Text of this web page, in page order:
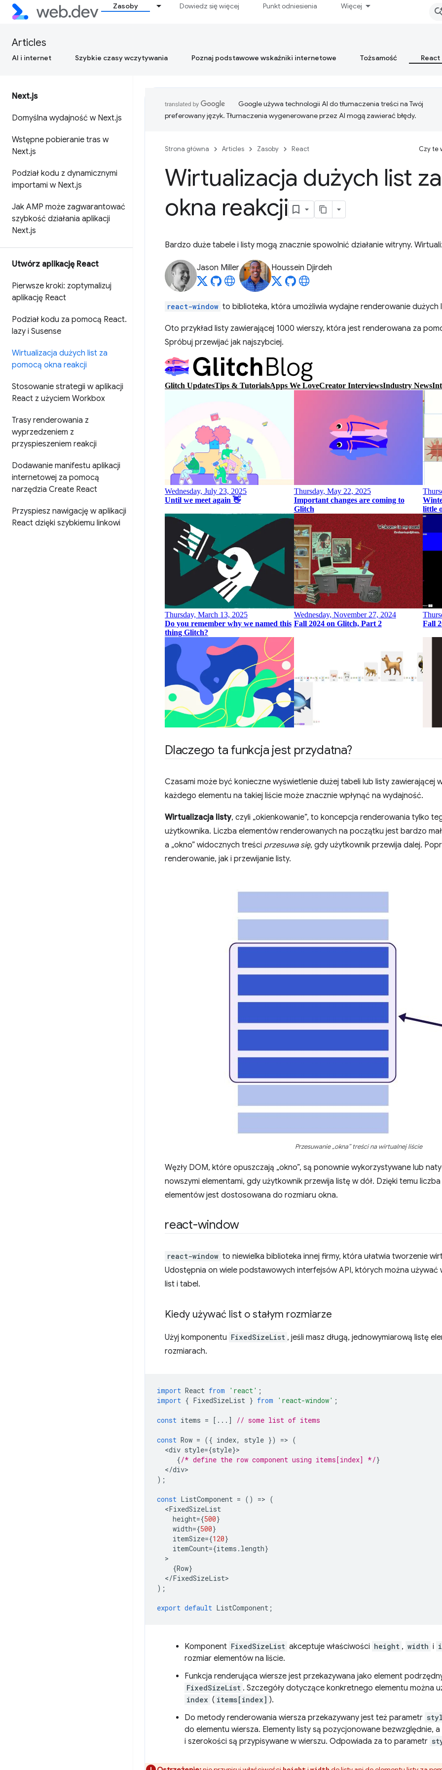
Zasoby Dowiedz się więcej Punkt odniesienia Więcej
Articles
AI i internet Szybkie czasy wczytywania Poznaj podstawowe wskaźniki internetowe Tożsamość React
Next.js
Domyślna wydajność w Next.js
Wstępne pobieranie tras w
Next.js
Podział kodu z dynamicznymi
importami w Next.js
Jak AMP może zagwarantować
szybkość działania aplikacji
Next.js
Utwórz aplikację React
Pierwsze kroki: zoptymalizuj
aplikację React
Podział kodu za pomocą React.
lazy i Susense
Wirtualizacja dużych list za
pomocą okna reakcji
Stosowanie strategii w aplikacji
React z użyciem Workbox
Trasy renderowania z
wyprzedzeniem z
przyspieszeniem reakcji
Dodawanie manifestu aplikacji
internetowej za pomocą
narzędzia Create React
Przyspiesz nawigację w aplikacji
React dzięki szybkiemu linkowi
Google używa technologii AI do tłumaczenia treści na Twój
preferowany język. Tłumaczenia wygenerowane przez AI mogą zawierać błędy.
Strona główna Articles Zasoby React Czy te
Wirtualizacja dużych list
okna reakcji
Bardzo duże tabele i listy mogą znacznie spowolnić działanie witryny.
Jason Miller Houssein Djirdeh
react-window to biblioteka, która umożliwia wydajne renderowanie dużych
Oto przykład listy zawierającej 1000 wierszy, która jest renderowana za
Spróbuj przewijać jak najszybciej.
Dlaczego ta funkcja jest przydatna?
Czasami może być konieczne wyświetlenie dużej tabeli lub listy zawierającej
każdego elementu na takiej liście może znacznie wpłynąć na wydajność.
Wirtualizacja listy, czyli „okienkowanie”, to koncepcja renderowania tylko
użytkownika. Liczba elementów renderowanych na początku jest bardzo
a „okno” widocznych treści przesuwa się, gdy użytkownik przewija dalej.
renderowanie, jak i przewijanie listy.
Przesuwanie „okna” treści na wirtualnej liście
Węzły DOM, które opuszczają „okno”, są ponownie wykorzystywane lub
nowszymi elementami, gdy użytkownik przewija listę w dół. Dzięki temu
elementów jest dostosowana do rozmiaru okna.
react-window
react-window to niewielka biblioteka innej firmy, która ułatwia tworzenie
Udostępnia on wiele podstawowych interfejsów API, których można
list i tabel.
Kiedy używać list o stałym rozmiarze
Użyj komponentu FixedSizeList , jeśli masz długą, jednowymiarową listę
rozmiarach.
import React from 'react' ;
import { FixedSizeList } from 'react-window' ;
const items = [...] // some list of items
const Row = ({ index, style }) => (
<div style={style}
{/* define the row component using items[index] */}
</div
);
const ListComponent = () => (
<FixedSizeList
height={500}
width={500}
itemSize={120}
itemCount={items . length}
{Row}
</FixedSizeList
);
export default ListComponent ;
Komponent FixedSizeList akceptuje właściwości height , width i
rozmiar elementów na liście.
Funkcja renderująca wiersze jest przekazywana jako element
FixedSizeList . Szczegóły dotyczące konkretnego elementu można
index ( items[index] ).
Do metody renderowania wiersza przekazywany jest też parametr
do elementu wiersza. Elementy listy są pozycjonowane bezwzględnie,
i szerokości są przypisywane w wierszu. Odpowiada za to parametr